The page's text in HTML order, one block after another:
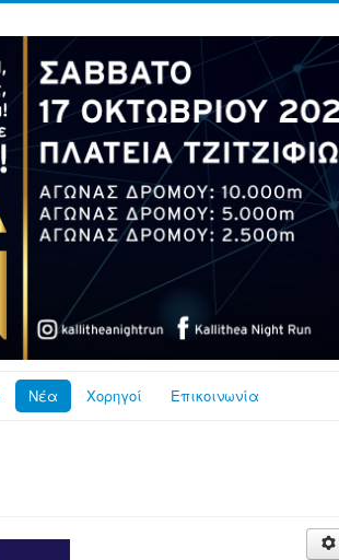
Νέα Χορηγοί Επικοινωνία